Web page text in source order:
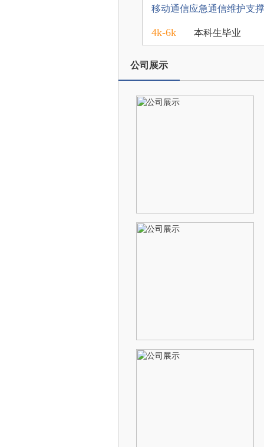
移动通信应急通信维护支
4k-6k 本科生毕业
公司展示